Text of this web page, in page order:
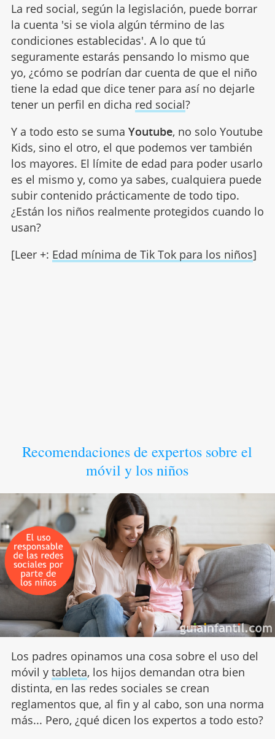
La red social, según la legislación, puede borrar
la cuenta 'si se viola algún término de las
condiciones establecidas'. A lo que tú
seguramente estarás pensando lo mismo que
yo, ¿cómo se podrían dar cuenta de que el niño
tiene la edad que dice tener para así no dejarle
tener un perfil en dicha red social?
Y a todo esto se suma Youtube, no solo Youtube
Kids, sino el otro, el que podemos ver también
los mayores. El límite de edad para poder usarlo
es el mismo y, como ya sabes, cualquiera puede
subir contenido prácticamente de todo tipo.
¿Están los niños realmente protegidos cuando lo
usan?
[Leer +: Edad mínima de Tik Tok para los niños]
Recomendaciones de expertos sobre el
móvil y los niños
Los padres opinamos una cosa sobre el uso del
móvil y tableta, los hijos demandan otra bien
distinta, en las redes sociales se crean
reglamentos que, al fin y al cabo, son una norma
más... Pero, ¿qué dicen los expertos a todo esto?